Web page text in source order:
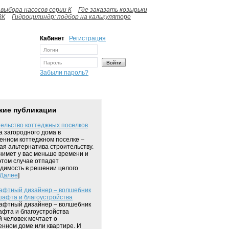
насосов серии К
Где заказать козырьки
Гидроцилиндр: подбор на калькуляторе
Кабинет Регистрация
Забыли пароль?
публикации
коттеджных поселков
загородного дома в
коттеджном поселке –
альтернатива строительству.
у вас меньше времени и
случае отпадет
в решении целого
Далее]
дизайнер – волшебник
и благоустройства
дизайнер – волшебник
и благоустройства
человек мечтает о
доме или квартире. И